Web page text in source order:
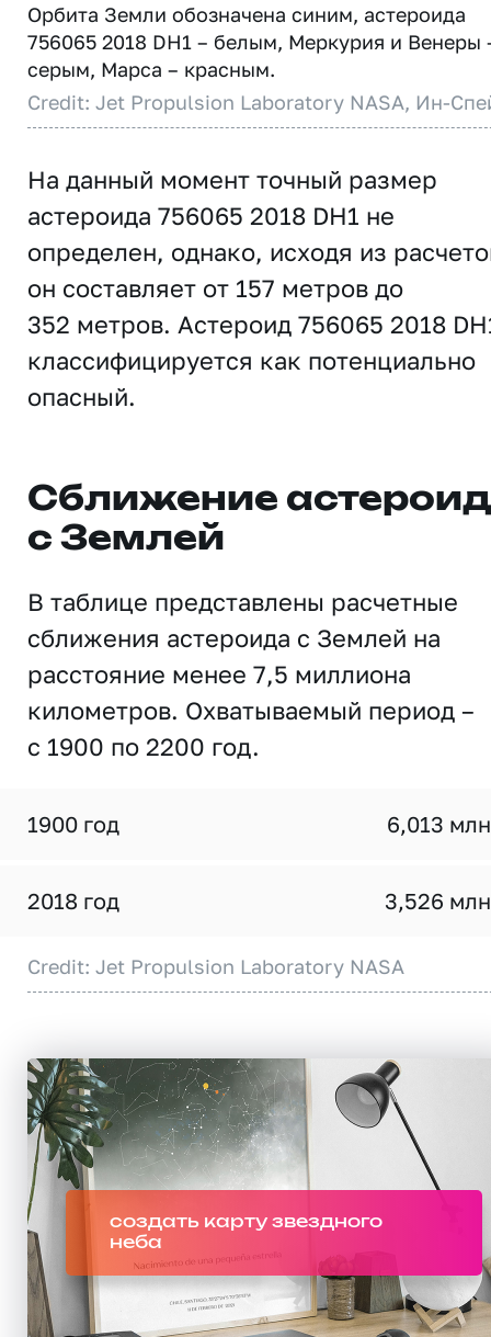
Орбита Земли обозначена синим, астероида
756065 2018 DH1 – белым, Меркурия и Венеры
серым, Марса – красным.
Credit: Jet Propulsion Laboratory NASA, Ин-
На данный момент точный размер
астероида 756065 2018 DH1 не
определен, однако, исходя из
он составляет от 157 метров до
352 метров. Астероид 756065 2018
классифицируется как потенциально
опасный.
Сближение
с Землей
В таблице представлены расчетные
сближения астероида с Землей на
расстояние менее 7,5 миллиона
километров. Охватываемый период –
с 1900 по 2200 год.
1900 год 6,013
2018 год 3,526
Credit: Jet Propulsion Laboratory NASA
создать карту звездного
неба